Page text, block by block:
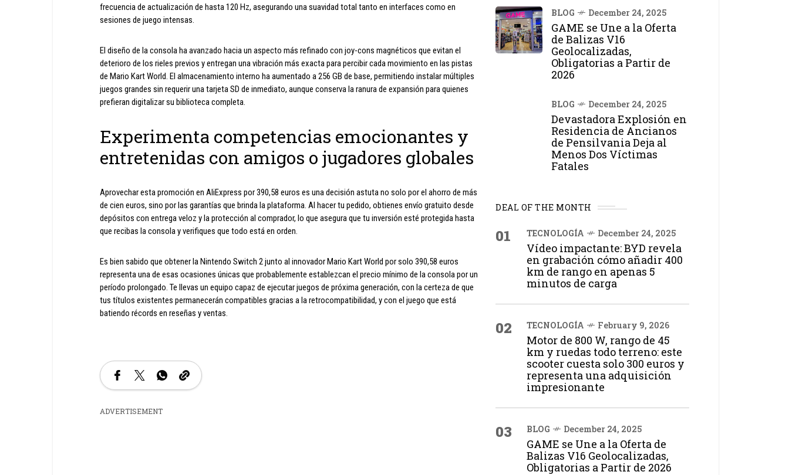
frecuencia de actualización de hasta 120 Hz, asegurando una suavidad total tanto en interfaces como en
sesiones de juego intensas.
El diseño de la consola ha avanzado hacia un aspecto más refinado con joy-cons magnéticos que evitan el
deterioro de los rieles previos y entregan una vibración más exacta para percibir cada movimiento en las pistas
de Mario Kart World. El almacenamiento interno ha aumentado a 256 GB de base, permitiendo instalar múltiples
juegos grandes sin requerir una tarjeta SD de inmediato, aunque conserva la ranura de expansión para quienes
prefieran digitalizar su biblioteca completa.
Experimenta competencias emocionantes y
entretenidas con amigos o jugadores globales
Aprovechar esta promoción en AliExpress por 390,58 euros es una decisión astuta no solo por el ahorro de más
de cien euros, sino por las garantías que brinda la plataforma. Al hacer tu pedido, obtienes envío gratuito desde
depósitos con entrega veloz y la protección al comprador, lo que asegura que tu inversión esté protegida hasta
que recibas la consola y verifiques que todo está en orden.
Es bien sabido que obtener la Nintendo Switch 2 junto al innovador Mario Kart World por solo 390,58 euros
representa una de esas ocasiones únicas que probablemente establezcan el precio mínimo de la consola por un
período prolongado. Te llevas un equipo capaz de ejecutar juegos de próxima generación, con la certeza de que
tus títulos existentes permanecerán compatibles gracias a la retrocompatibilidad, y con el juego que está
batiendo récords en reseñas y ventas.
ADVERTISEMENT
BLOG December 24, 2025
GAME se Une a la Oferta
de Balizas V16
Geolocalizadas,
Obligatorias a Partir de
2026
BLOG December 24, 2025
Devastadora Explosión en
Residencia de Ancianos
de Pensilvania Deja al
Menos Dos Víctimas
Fatales
DEAL OF THE MONTH
01 TECNOLOGÍA December 24, 2025
Vídeo impactante: BYD revela
en grabación cómo añadir 400
km de rango en apenas 5
minutos de carga
02 TECNOLOGÍA February 9, 2026
Motor de 800 W, rango de 45
km y ruedas todo terreno: este
scooter cuesta solo 300 euros y
representa una adquisición
impresionante
03 BLOG December 24, 2025
GAME se Une a la Oferta de
Balizas V16 Geolocalizadas,
Obligatorias a Partir de 2026